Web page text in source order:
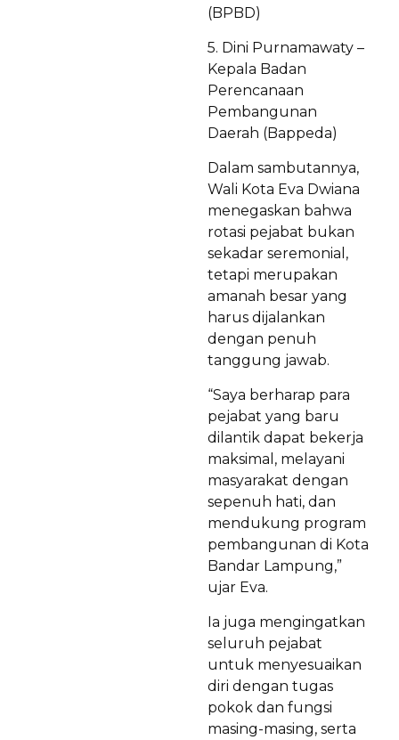
(BPBD)
5. Dini Purnamawaty –
Kepala Badan
Perencanaan
Pembangunan
Daerah (Bappeda)
Dalam sambutannya,
Wali Kota Eva Dwiana
menegaskan bahwa
rotasi pejabat bukan
sekadar seremonial,
tetapi merupakan
amanah besar yang
harus dijalankan
dengan penuh
tanggung jawab.
“Saya berharap para
pejabat yang baru
dilantik dapat bekerja
maksimal, melayani
masyarakat dengan
sepenuh hati, dan
mendukung program
pembangunan di Kota
Bandar Lampung,”
ujar Eva.
Ia juga mengingatkan
seluruh pejabat
untuk menyesuaikan
diri dengan tugas
pokok dan fungsi
masing-masing, serta